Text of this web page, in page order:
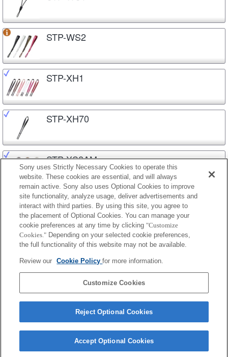
STP-WS2
STP-XH1
STP-XH70
STP-XS2AM
STP-XS3
STP-XSG1
STP-XSR1
Contact Us Cookie Policy
Sony uses Strictly Necessary Cookies to operate this
website. These cookies are essential, and will always
remain active. Sony also uses Optional Cookies to improve
site functionality, analyze usage, deliver advertisements and
interact with third parties. By using this site, you agree to
the placement of Optional Cookies. You can manage your
cookie preferences at any time by clicking "Customize
Cookies." Depending on your selected cookie preferences,
the full functionality of this website may not be available.
Review our Cookie Policyfor more information.
Customize Cookies
Reject Optional Cookies
Accept Optional Cookies